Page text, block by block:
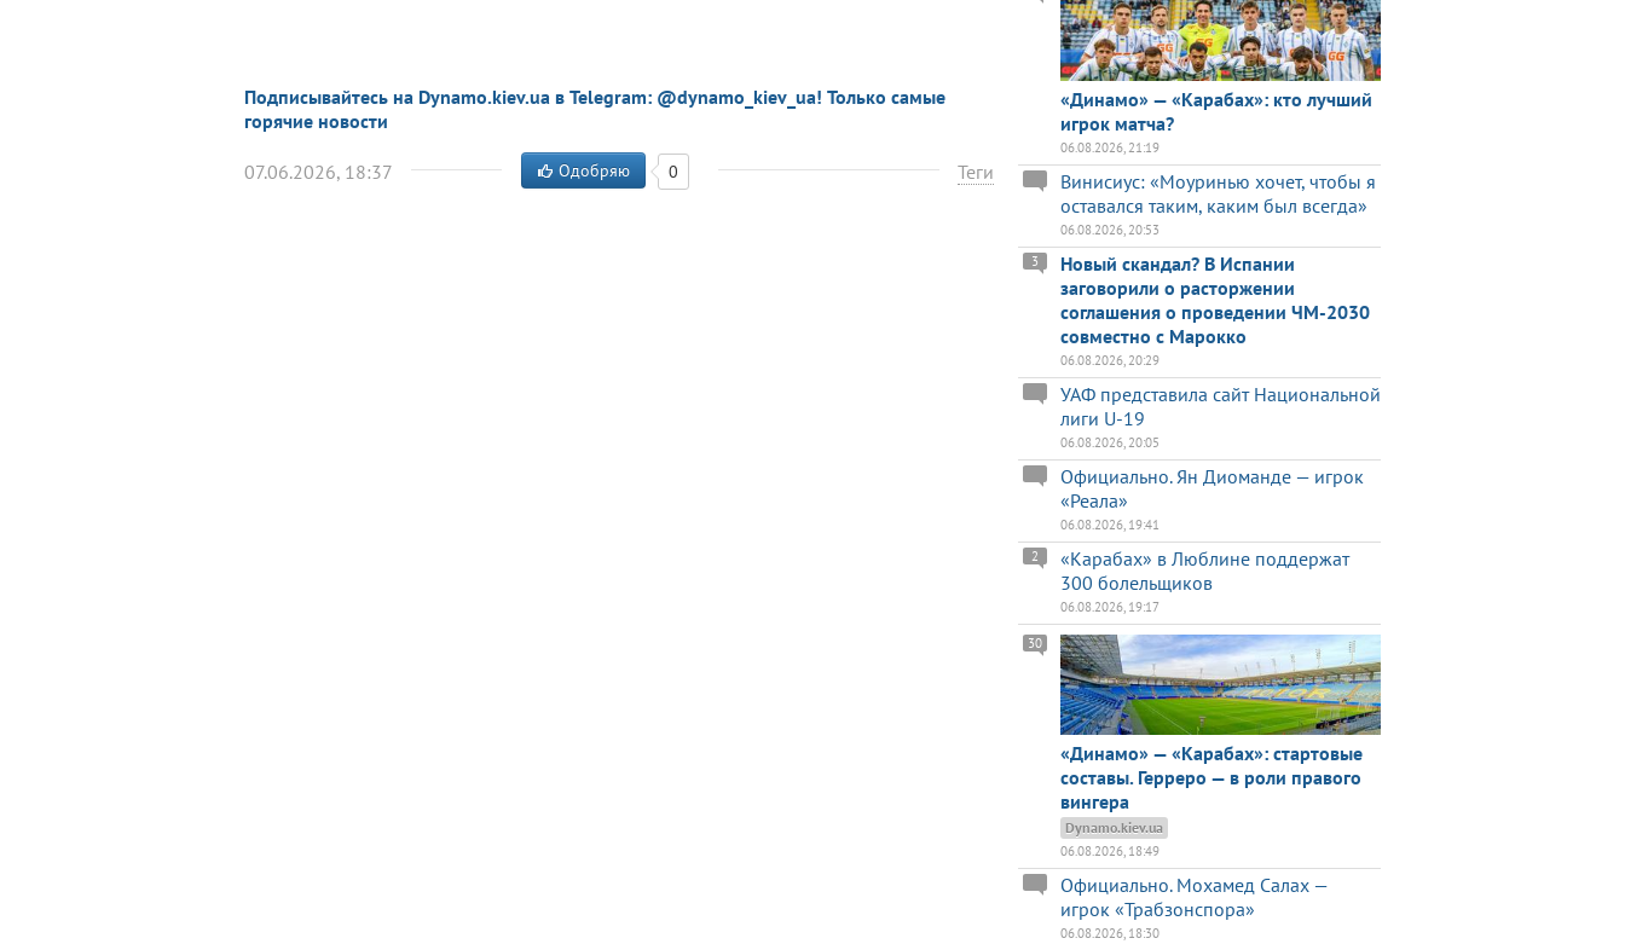
Подписывайтесь на Dynamo.kiev.ua в Telegram: @dynamo_kiev_ua! Только самые
горячие новости
07.06.2026, 18:37 Теги
Одобряю 0
«Динамо» — «Карабах»: кто лучший
игрок матча?
06.08.2026, 21:19
Винисиус: «Моуринью хочет, чтобы я
оставался таким, каким был всегда»
06.08.2026, 20:53
Новый скандал? В Испании
заговорили о расторжении
соглашения о проведении ЧМ-2030
совместно с Марокко
3
06.08.2026, 20:29
УАФ представила сайт Национальной
лиги U-19
06.08.2026, 20:05
Официально. Ян Диоманде — игрок
«Реала»
06.08.2026, 19:41
«Карабах» в Люблине поддержат
300 болельщиков
2
06.08.2026, 19:17
«Динамо» — «Карабах»: стартовые
составы. Герреро — в роли правого
вингера
30
Dynamo.kiev.ua
06.08.2026, 18:49
Официально. Мохамед Салах —
игрок «Трабзонспора»
06.08.2026, 18:30